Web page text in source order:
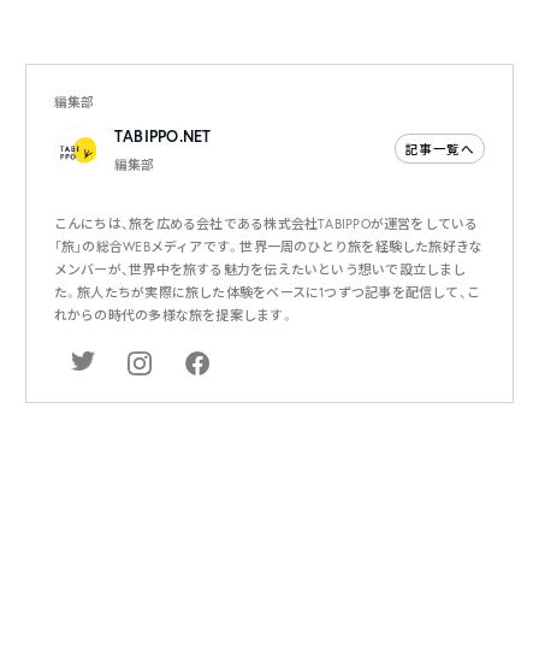
編集部
TABIPPO.NET
編集部
記事一覧へ
こんにちは、旅を広める会社である株式会社TABIPPOが運営をしている
「旅」の総合WEBメディアです。世界一周のひとり旅を経験した旅好きな
メンバーが、世界中を旅する魅力を伝えたいという想いで設立しまし
た。旅人たちが実際に旅した体験をベースに1つずつ記事を配信して、こ
れからの時代の多様な旅を提案します。